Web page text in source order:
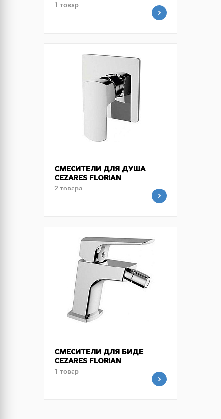
1 товар
СМЕСИТЕЛИ ДЛЯ ДУША
CEZARES FLORIAN
2 товара
СМЕСИТЕЛИ ДЛЯ БИДЕ
CEZARES FLORIAN
1 товар